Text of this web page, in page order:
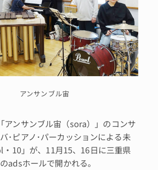
アンサンブル宙
ンサンブル宙（sora）」のコンサ
･ピアノ･パーカッションによる未
10」が、11月15、16日に三重県
adsホールで開かれる。